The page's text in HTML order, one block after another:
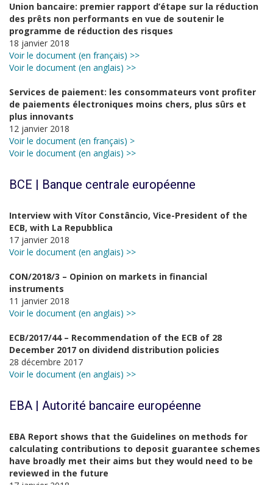
Union bancaire: premier rapport d’étape sur la réduction
des prêts non performants en vue de soutenir le
programme de réduction des risques
18 janvier 2018
Voir le document (en français) >>
Voir le document (en anglais) >>
Services de paiement: les consommateurs vont profiter
de paiements électroniques moins chers, plus sûrs et
plus innovants
12 janvier 2018
Voir le document (en français) >
Voir le document (en anglais) >>
BCE | Banque centrale européenne
Interview with Vítor Constâncio, Vice-President of the
ECB, with La Repubblica
17 janvier 2018
Voir le document (en anglais) >>
CON/2018/3 – Opinion on markets in financial
instruments
11 janvier 2018
Voir le document (en anglais) >>
ECB/2017/44 – Recommendation of the ECB of 28
December 2017 on dividend distribution policies
28 décembre 2017
Voir le document (en anglais) >>
EBA | Autorité bancaire européenne
EBA Report shows that the Guidelines on methods for
calculating contributions to deposit guarantee schemes
have broadly met their aims but they would need to be
reviewed in the future